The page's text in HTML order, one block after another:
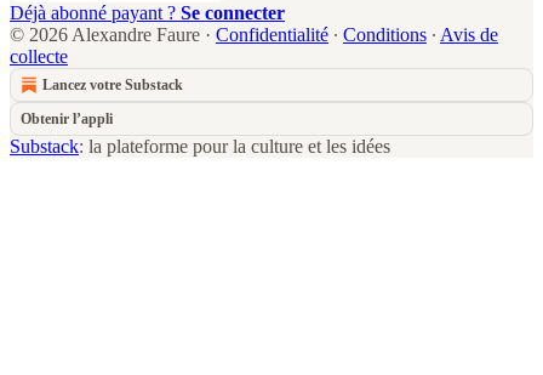
Déjà abonné payant ? Se connecter
© 2026 Alexandre Faure · Confidentialité ∙ Conditions ∙ Avis de
collecte
Lancez votre Substack
Obtenir l’appli
Substack: la plateforme pour la culture et les idées